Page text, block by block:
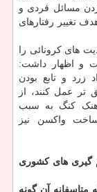
مسائل فردی و
تغییر رفتارهای
های کرونائی را
و اظهار داشت:
و تابع بودن
تر عمل کنند، از
هنک کنگ به سبب
ساخت واکسن نیز
گیری های کشوری
متاسفانه آن گونه